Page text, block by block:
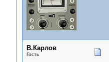
В.Карлов
Гость